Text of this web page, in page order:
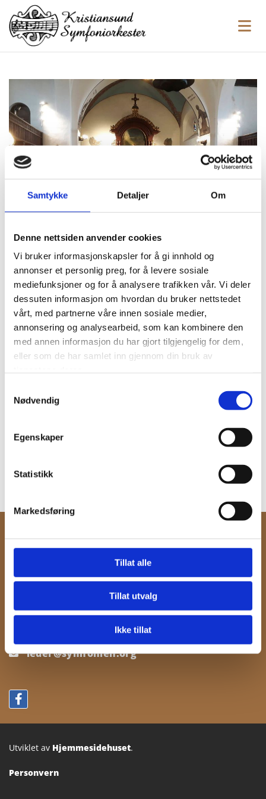
Samtykke Detaljer Om
Denne nettsiden anvender cookies
Vi bruker informasjonskapsler for å gi innhold og
annonser et personlig preg, for å levere sosiale
mediefunksjoner og for å analysere trafikken vår. Vi deler
dessuten informasjon om hvordan du bruker nettstedet
vårt, med partnerne våre innen sosiale medier,
annonsering og analysearbeid, som kan kombinere den
med annen informasjon du har gjort tilgjengelig for dem,
eller som de har samlet inn gjennom din bruk av
Nødvendig
Egenskaper
Statistikk
Markedsføring
Tillat alle
Tillat utvalg
Ikke tillat
22/04/2018
AV
KRISTIANSUND
SYMFONIORKESTER
Fin omtale av vårkonserten!
Les artikkelen her
0
Kristiansund Symfoniorkester
Postboks 711, Kongens Plass
 leder@symfonien.org
Utviklet av Hjemmesidehuset.
Personvern